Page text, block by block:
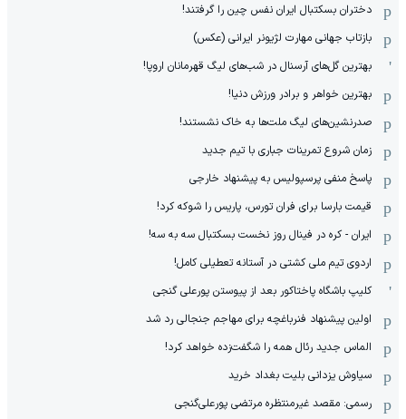
دختران بسکتبال ایران نفس چین را گرفتند!
بازتاب جهانی مهارت لژیونر ایرانی (عکس)
بهترین گل‌های آرسنال در شب‌های لیگ قهرمانان اروپا!
بهترین خواهر و برادر ورزش دنیا!
صدرنشین‌های لیگ ملت‌ها به خاک نشستند!
زمان شروع تمرینات جباری با تیم جدید
پاسخ منفی پرسپولیس به پیشنهاد خارجی
قیمت بارسا برای فران تورس، پاریس را شوکه کرد!
ایران - کره در فینال روز نخست بسکتبال سه به سه!
اردوی تیم ملی کشتی در آستانه تعطیلی کامل!
کلیپ باشگاه پاختاکور بعد از پیوستن پورعلی گنجی
اولین پیشنهاد فنرباغچه برای مهاجم جنجالی رد شد
الماس جدید رئال همه را شگفت‌زده خواهد کرد!
سیاوش یزدانی بلیت بغداد خرید
رسمی: مقصد غیرمنتظره مرتضی پورعلی‌گنجی